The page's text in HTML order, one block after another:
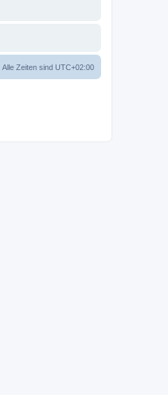
Alle Zeiten sind UTC+02:00